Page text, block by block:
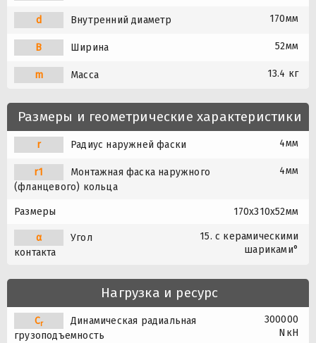
d Внутренний диаметр 170мм
B Ширина 52мм
m Масса 13.4 кг
Размеры и геометрические характеристики
r Радиус наружней фаски 4мм
r1
Монтажная фаска наружного
(фланцевого) кольца
4мм
Размеры 170x310x52мм
α
Угол
контакта
15. с керамическими
шариками°
Нагрузка и ресурс
Cr
Динамическая радиальная
грузоподъемность
300000
NкН